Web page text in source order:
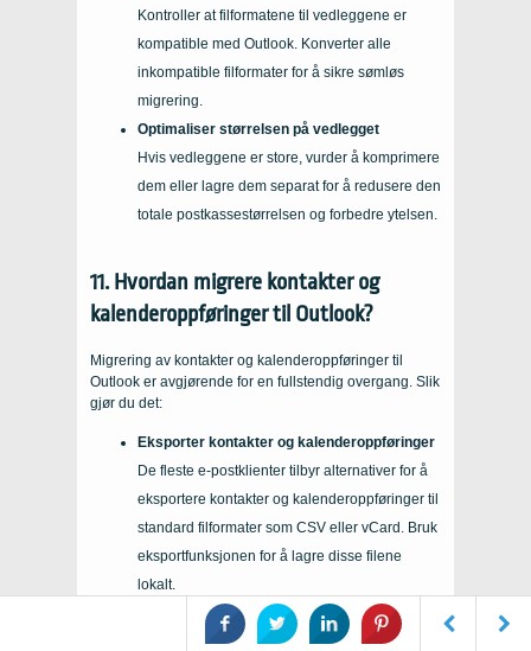
Kontroller at filformatene til vedleggene er
kompatible med Outlook. Konverter alle
inkompatible filformater for å sikre sømløs
migrering.
Optimaliser størrelsen på vedlegget
Hvis vedleggene er store, vurder å komprimere
dem eller lagre dem separat for å redusere den
totale postkassestørrelsen og forbedre ytelsen.
11. Hvordan migrere kontakter og
kalenderoppføringer til Outlook?
Migrering av kontakter og kalenderoppføringer til
Outlook er avgjørende for en fullstendig overgang. Slik
gjør du det:
Eksporter kontakter og kalenderoppføringer
De fleste e-postklienter tilbyr alternativer for å
eksportere kontakter og kalenderoppføringer til
standard filformater som CSV eller vCard. Bruk
eksportfunksjonen for å lagre disse filene
lokalt.
Importer kontakter og kalenderoppføringer til